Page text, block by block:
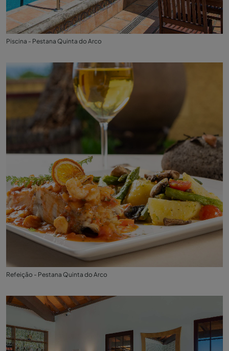
Piscina - Pestana Quinta do Arco
Refeição - Pestana Quinta do Arco